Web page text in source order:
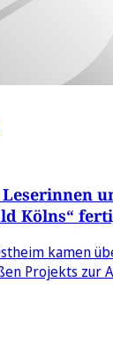
Kölns“
kamen
Projekts zur